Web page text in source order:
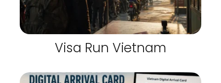
Visa Run Vietnam